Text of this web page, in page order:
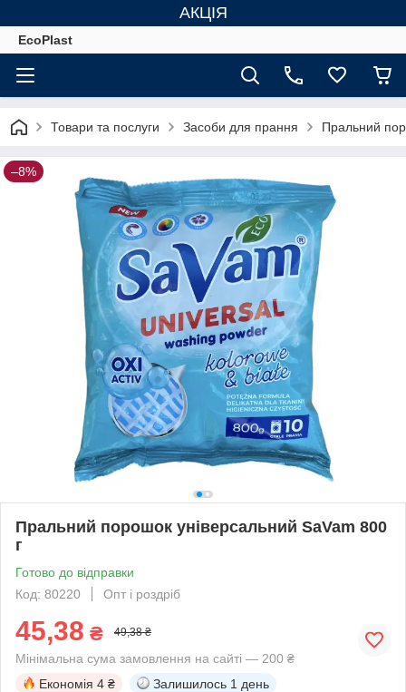
АКЦІЯ
EcoPlast
Товари та послуги Засоби для прання Пральний
–8%
Пральний порошок універсальний SaVam 800
г
Готово до відправки
Код: 80220
Опт і роздріб
45,38 ₴ 49,38 ₴
Мінімальна сума замовлення на сайті — 200 ₴
Економія 4 ₴ Залишилось 1 день